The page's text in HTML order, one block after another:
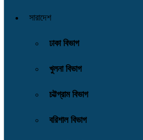
সারাদেশ
ঢাকা বিভাগ
খুলনা বিভাগ
চট্টগ্রাম বিভাগ
বরিশাল বিভাগ